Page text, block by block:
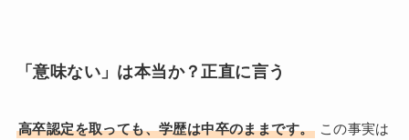
「意味ない」は本当か？正直に言う
高卒認定を取っても、学歴は中卒のままです。 この事実は